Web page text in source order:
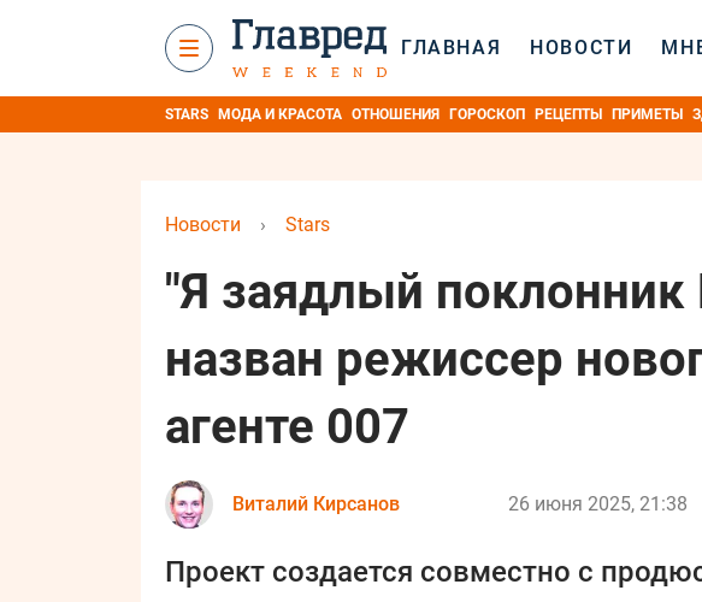
ГЛАВНАЯ НОВОСТИ
STARS МОДА И КРАСОТА ОТНОШЕНИЯ ГОРОСКОП РЕЦЕПТЫ ПРИМЕТЫ
Новости › Stars
"Я заядлый поклонник
назван режиссер
агенте 007
Виталий Кирсанов 26 июня 2025, 21:38
Проект создается совместно с